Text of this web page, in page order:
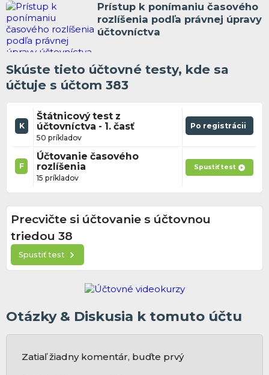
Prístup k ponímaniu časového
rozlíšenia podľa právnej úpravy
účtovníctva
Skúste tieto účtovné testy, kde sa
účtuje s účtom 383
K
Štátnicový test z
účtovníctva - 1. časť
50 príkladov
Po registrácii
F
Účtovanie časového
rozlíšenia
15 príkladov
Spustiť test
Precvičte si účtovanie s účtovnou
triedou 38
Spustiť test
Otázky & Diskusia k tomuto účtu
Zatiaľ žiadny komentár, buďte prvý